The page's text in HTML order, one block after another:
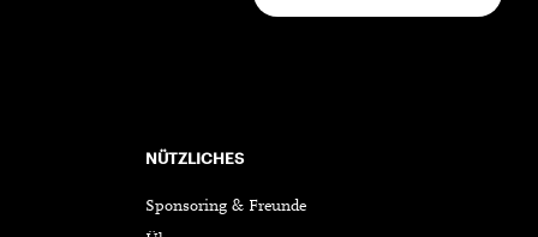
NÜTZLICHES
Sponsoring & Freunde